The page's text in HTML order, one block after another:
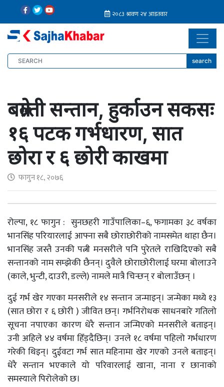
search
बग्रेल्ती सन्तान, हुर्काउन सकसः
१६ पटक गर्भधारण, सात
छोरा र ६ छोरी काखमा
फागुन १८, २०७६
रोल्पा, १८ फागुन : सुनछहरी गाउँपालिका–६, फगामका ३८ वर्षका
भानसिंह परियारलाई आफ्ना सबै छोराछोरीको नामसमेत थाहा छैन।
भानसिंह जस्तै उनकी पत्नी मनसरीले पनि पुरेतले राखिदिएको सबै
सन्तानको नाम सम्झेकी छैनन्। दुवैले छोराछोरीलाई घरमा बोलाउने
(काले, भुन्टी, दाउरी, डल्ले) नामले मात्रै चिन्छन् र बोलाउँछन् ।
दुई गर्भ खेर गएका मनसरीले १४ सन्तान जन्माइन्। जन्मेका मध्ये १३
(सात छोरा र ६ छोरी ) जीवित छन्। गर्भनिरोधक साधनबारे गतिलो
सूचना नपाएका कारण धेरै सन्तान जन्मिएको मनसरीले बताइन्।
उनी अहिले ४४ वर्षमा हिँड्दैछिन्। उनले १८ वर्षमा पहिलो गर्भधारण
गरेकी थिइन्। दुईवटा गर्भ सात महिनामा खेर गएको उनले बताइन्।
धेरै सन्तान भएकाले यो परिवारलाई खाना, नाना र छानाको
समस्याले पिरोलेको छ।